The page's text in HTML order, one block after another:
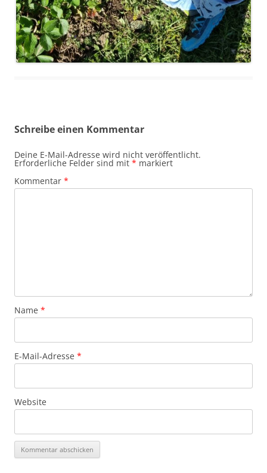
Schreibe einen Kommentar
Deine E-Mail-Adresse wird nicht veröffentlicht.
Erforderliche Felder sind mit * markiert
Kommentar *
Name *
E-Mail-Adresse *
Website